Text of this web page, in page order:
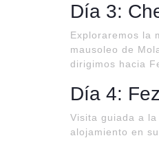
Día 3:
Exploraremos la
mausoleo de
dirigimos hacia
Día 4: Fez
Visita guiada a
alojamiento en su